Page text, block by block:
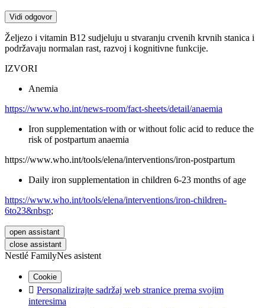
Vidi odgovor
Željezo i vitamin B12 sudjeluju u stvaranju crvenih krvnih stanica i
podržavaju normalan rast, razvoj i kognitivne funkcije.
IZVORI
Anemia
https://www.who.int/news-room/fact-sheets/detail/anaemia
Iron supplementation with or without folic acid to reduce the
risk of postpartum anaemia
https://www.who.int/tools/elena/interventions/iron-postpartum
Daily iron supplementation in children 6-23 months of age
https://www.who.int/tools/elena/interventions/iron-children-
6to23&nbsp;
open assistant
close assistant
Nestlé FamilyNes asistent
Cookie
 Personalizirajte sadržaj web stranice prema svojim
interesima